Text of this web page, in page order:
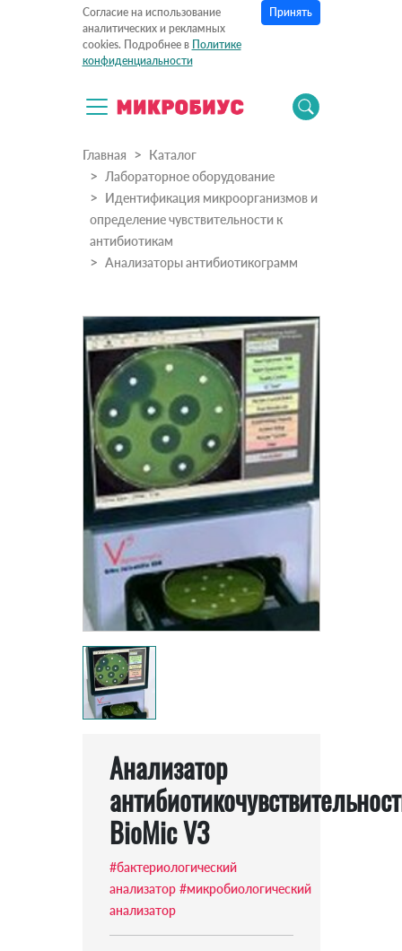
Согласие на использование
аналитических и рекламных
cookies. Подробнее в Политике
конфиденциальности
Принять
Главная
Каталог
Лабораторное оборудование
Идентификация микроорганизмов и
определение чувствительности к
антибиотикам
Анализаторы антибиотикограмм
Анализатор
BioMic V3
#бактериологический
анализатор #микробиологический
анализатор